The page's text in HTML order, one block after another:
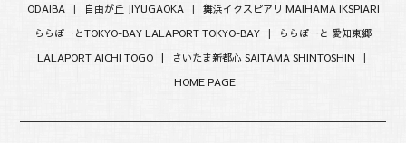
ODAIBA| 自由が丘 JIYUGAOKA | 舞浜イクスピアリ MAIHAMA IKSPIARI
ららぽーとTOKYO-BAY LALAPORT TOKYO-BAY |
ららぽーと 愛知東郷
LALAPORT AICHI TOGO |
さいたま新都心 SAITAMA SHINTOSHIN |
HOME PAGE